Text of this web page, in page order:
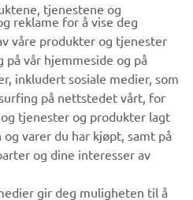
siste tilbudene, spesielle
tjenestene og
reklame for å vise deg
våre produkter og tjenester
på vår hjemmeside og på
inkludert sosiale medier, som
på nettstedet vårt, for
tjenester og produkter lagt
varer du har kjøpt, samt på
og dine interesser av
gir deg muligheten til å